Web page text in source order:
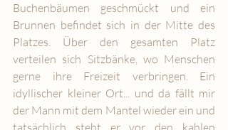
Buchenbäumen geschmückt und ein
Brunnen befindet sich in der Mitte des
Platzes. Über den gesamten Platz
verteilen sich Sitzbänke, wo Menschen
gerne ihre Freizeit verbringen. Ein
idyllischer kleiner Ort... und da fällt mir
der Mann mit dem Mantel wieder ein und